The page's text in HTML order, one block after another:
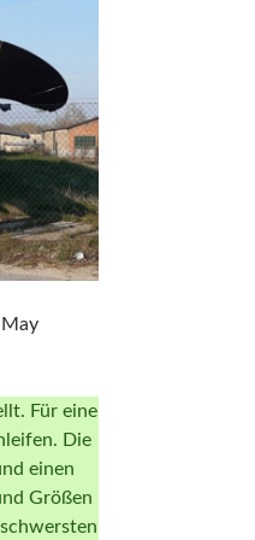
Für eine
Die
einen
Größen